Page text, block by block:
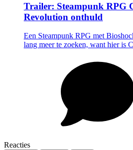
Trailer: Steampunk RPG
Revolution onthuld
Een Steampunk RPG met
lang meer te zoeken, want hier is
Reacties